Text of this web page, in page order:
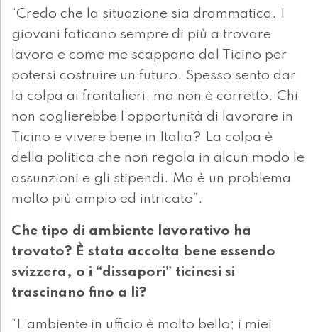
“Credo che la situazione sia drammatica. I
giovani faticano sempre di più a trovare
lavoro e come me scappano dal Ticino per
potersi costruire un futuro. Spesso sento dar
la colpa ai frontalieri, ma non è corretto. Chi
non coglierebbe l’opportunità di lavorare in
Ticino e vivere bene in Italia? La colpa è
della politica che non regola in alcun modo le
assunzioni e gli stipendi. Ma è un problema
molto più ampio ed intricato”.
Che tipo di ambiente lavorativo ha
trovato? È stata accolta bene essendo
svizzera, o i “dissapori” ticinesi si
trascinano fino a lì?
“L’ambiente in ufficio è molto bello; i miei